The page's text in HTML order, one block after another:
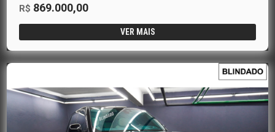
R$ 869.000,00
VER MAIS